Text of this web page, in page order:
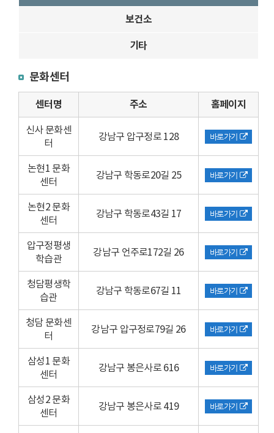
보건소
기타
문화센터
센터명 주소 홈페이지
신사 문화센
터
강남구 압구정로 128 바로가기
논현1 문화
센터
강남구 학동로20길 25 바로가기
논현2 문화
센터
강남구 학동로43길 17 바로가기
압구정평생
학습관
강남구 언주로172길 26 바로가기
청담평생학
습관
강남구 학동로67길 11 바로가기
청담 문화센
터
강남구 압구정로79길 26 바로가기
삼성1 문화
센터
강남구 봉은사로 616 바로가기
삼성2 문화
센터
강남구 봉은사로 419 바로가기